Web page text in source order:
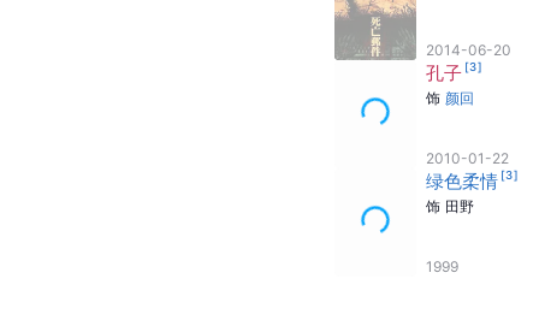
2014-06-20
孔子 [3]
饰 颜回
2010-01-22
绿色柔情 [3]
饰 田野
1999